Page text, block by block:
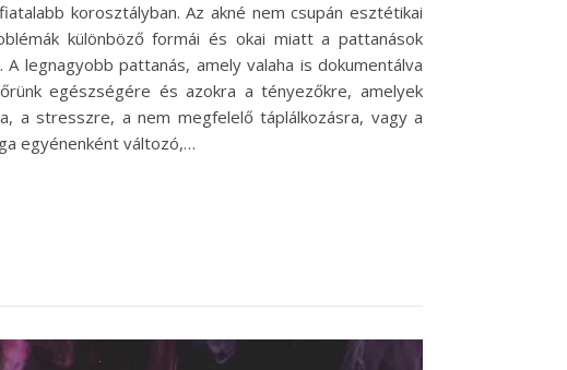
korosztályban. Az akné nem csupán esztétikai
különböző formái és okai miatt a pattanások
legnagyobb pattanás, amely valaha is dokumentálva
egészségére és azokra a tényezőkre, amelyek
a stresszre, a nem megfelelő táplálkozásra, vagy a
egyénenként változó,…